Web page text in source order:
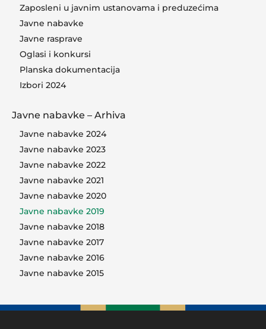
Zaposleni u javnim ustanovama i preduzećima
Javne nabavke
Javne rasprave
Oglasi i konkursi
Planska dokumentacija
Izbori 2024
Javne nabavke – Arhiva
Javne nabavke 2024
Javne nabavke 2023
Javne nabavke 2022
Javne nabavke 2021
Javne nabavke 2020
Javne nabavke 2019
Javne nabavke 2018
Javne nabavke 2017
Javne nabavke 2016
Javne nabavke 2015